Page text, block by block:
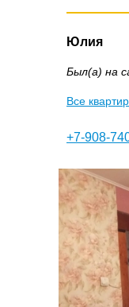
Юлия
Был(а) на
Все
+7-908-